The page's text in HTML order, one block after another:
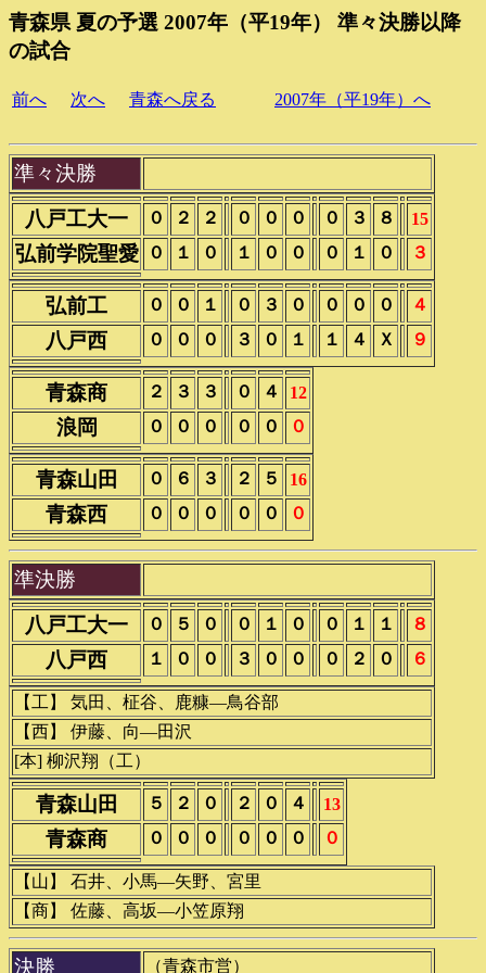
青森県 夏の予選 2007年（平19年） 準々決勝以降
の試合
前へ 次へ 青森へ戻る 2007年（平19年）へ
準々決勝
八戸工大一
０ ２ ２ ０ ０ ０ ０ ３ ８ 15
弘前学院聖愛 ０ １ ０ １ ０ ０ ０ １ ０ ３
弘前工 ０ ０ １ ０ ３ ０ ０ ０ ０ ４
八戸西 ０ ０ ０ ３ ０ １ １ ４ Ｘ ９
青森商 ２ ３ ３ ０ ４ 12
浪岡 ０ ０ ０ ０ ０ ０
青森山田 ０ ６ ３ ２ ５ 16
青森西 ０ ０ ０ ０ ０ ０
準決勝
八戸工大一
０ ５ ０ ０ １ ０ ０ １ １ ８
八戸西 １ ０ ０ ３ ０ ０ ０ ２ ０ ６
【工】 気田、柾谷、鹿糠―鳥谷部
【西】 伊藤、向―田沢
[本] 柳沢翔（工）
青森山田 ５ ２ ０ ２ ０ ４ 13
青森商 ０ ０ ０ ０ ０ ０ ０
【山】 石井、小馬―矢野、宮里
【商】 佐藤、高坂―小笠原翔
決勝 （青森市営）